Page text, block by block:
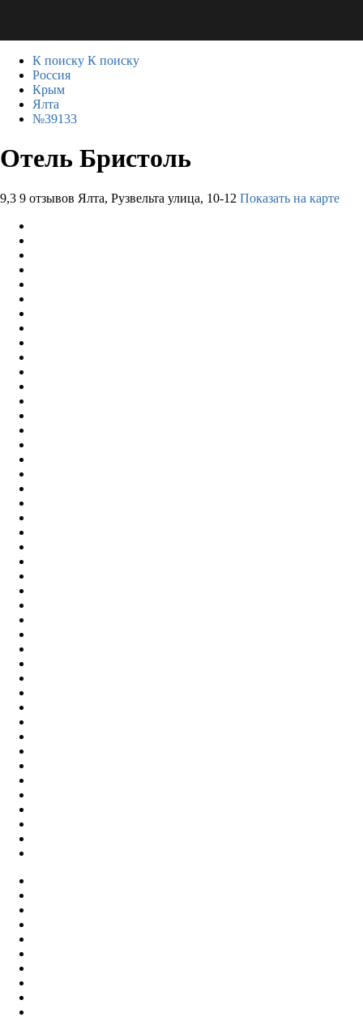
К поиску К поиску
Россия
Крым
Ялта
№39133
Отель Бристоль
9,3 9 отзывов Ялта, Рузвельта улица, 10-12 Показать на карте